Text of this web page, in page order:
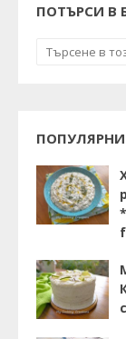
ПОТЪРСИ В
ПОПУЛЯРНИ